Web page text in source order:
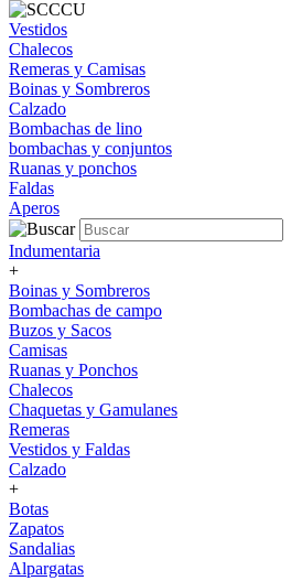
Vestidos
Chalecos
Remeras y Camisas
Boinas y Sombreros
Calzado
Bombachas de lino
bombachas y conjuntos
Ruanas y ponchos
Faldas
Aperos
Indumentaria
+
Boinas y Sombreros
Bombachas de campo
Buzos y Sacos
Camisas
Ruanas y Ponchos
Chalecos
Chaquetas y Gamulanes
Remeras
Vestidos y Faldas
Calzado
+
Botas
Zapatos
Sandalias
Alpargatas